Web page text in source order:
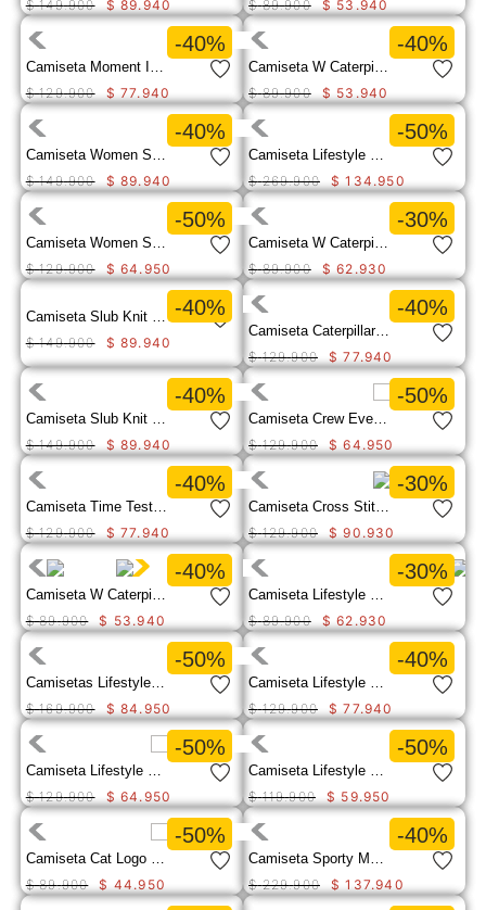
$ 149.900 $ 89.940
$ 89.900 $ 53 .940
-40%
$ 129.900 $ 77.940
-40%
$ 89.900 $ 53 .940
-40%
$ 149.900 $ 89.940
-50%
$ 269.900 $ 134 .950
-50%
$ 129.900 $ 64 .950
-30%
$ 89.900 $ 62 .930
-40%
$ 149.900 $ 89. 940
-40%
Camiseta Caterpillar Metallic Para Mujer
$ 129.900 $ 77.940
-40%
$ 149.900 $ 89.940
-50%
$ 129.900 $ 64 .950
-40%
Camiseta Time Tested Relaxed Mujer
$ 129.900 $ 77.940
-30%
$ 129.900 $ 90 .930
-40%
$ 89.900 $ 53 .940
-30%
$ 89.900 $ 62 .930
-50%
Camisetas Lifestyle Sketch Floral L/S Gr Para Mujer
$ 169.900 $ 84 .950
-40%
$ 129.900 $ 77.940
-50%
$ 129.900 $ 64 .950
-50%
$ 119.900 $ 59.950
-50%
$ 89.900 $ 44 .950
-40%
$ 229.900 $ 137.940
9. camisetas hombre
10. tenis mujer